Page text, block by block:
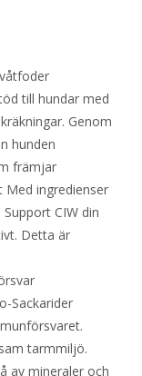
till hundar med
Genom
hunden
främjar
ingredienser
CIW din
Detta är
Sackarider
tarmmiljö.
av mineraler och